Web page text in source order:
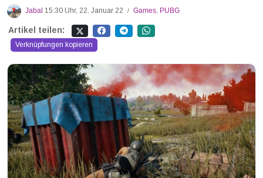
Jabal 15:30 Uhr, 22. Januar 22 / Games, PUBG
Artikel teilen:
Verknüpfungen kopieren